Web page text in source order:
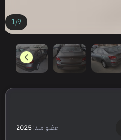
1/9
عضو منذ:2025